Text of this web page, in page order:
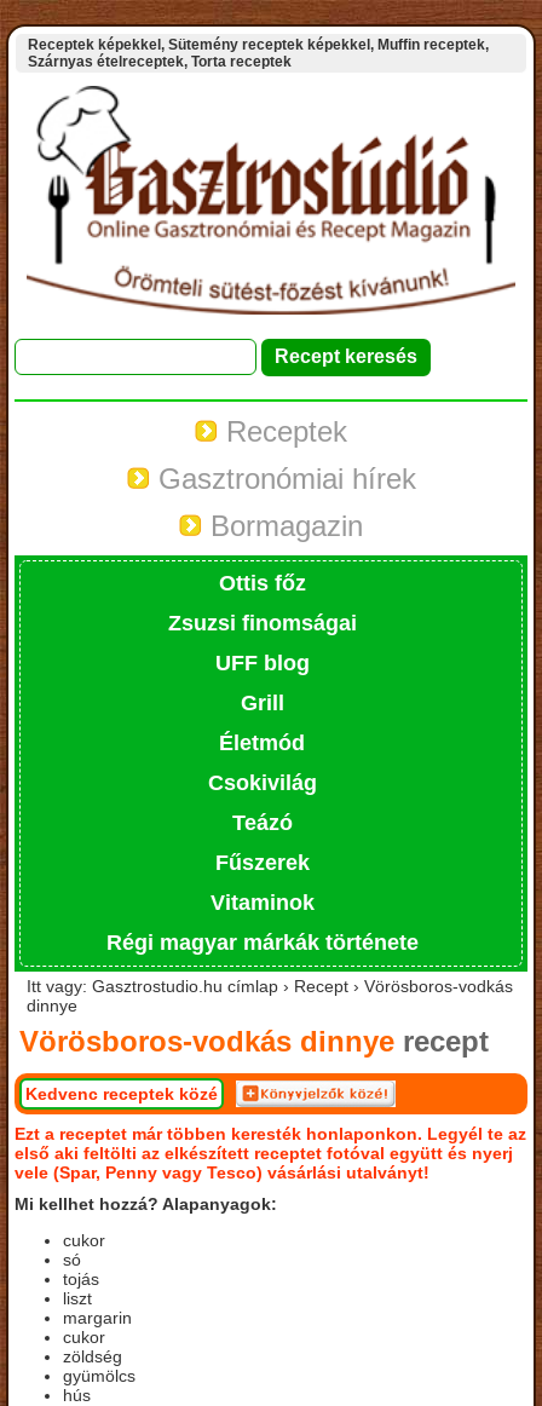
Receptek képekkel, Sütemény receptek képekkel, Muffin receptek,
Szárnyas ételreceptek, Torta receptek
Receptek
Gasztronómiai hírek
Bormagazin
Ottis főz
Zsuzsi finomságai
UFF blog
Grill
Életmód
Csokivilág
Teázó
Fűszerek
Vitaminok
Régi magyar márkák története
Itt vagy: Gasztrostudio.hu címlap › Recept › Vörösboros-vodkás
dinnye
Vörösboros-vodkás dinnye recept
Kedvenc receptek közé
Ezt a receptet már többen keresték honlaponkon. Legyél te az
első aki feltölti az elkészített receptet fotóval együtt és nyerj
vele (Spar, Penny vagy Tesco) vásárlási utalványt!
Mi kellhet hozzá? Alapanyagok:
cukor
só
tojás
liszt
margarin
cukor
zöldség
gyümölcs
hús